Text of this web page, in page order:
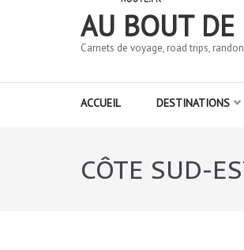
AU BOUT DE
Carnets de voyage, road trips,
ACCUEIL DESTINATIONS
CÔTE SUD-